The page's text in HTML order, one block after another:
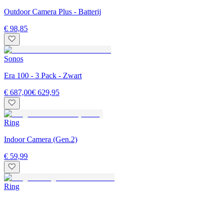
Outdoor Camera Plus - Batterij
€ 98,85
Sonos
Era 100 - 3 Pack - Zwart
€ 687,00€ 629,95
Ring
Indoor Camera (Gen.2)
€ 59,99
Ring